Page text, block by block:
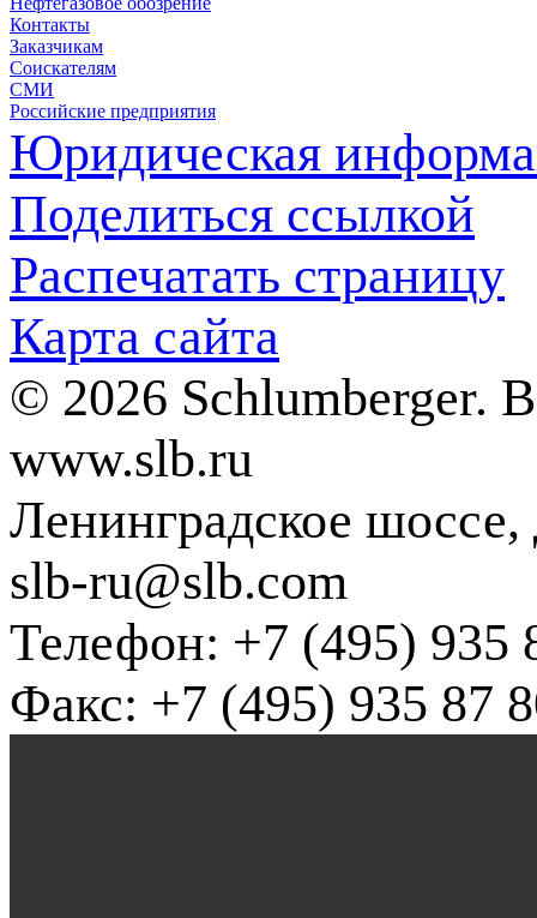
Контакты
Заказчикам
Соискателям
СМИ
Российские предприятия
Юридическая
Поделиться ссылкой
Распечатать страницу
Карта сайта
© 2026 Schlumberger.
www.slb.ru
Ленинградское
slb-ru@slb.com
Телефон: +7 (495) 935
Факс: +7 (495) 935 87